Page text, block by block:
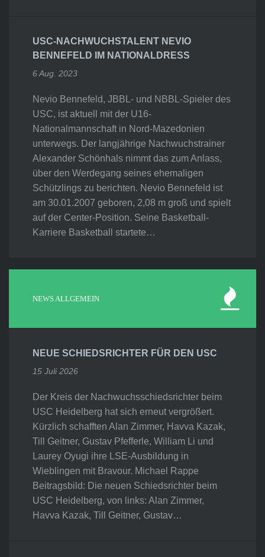
USC-NACHWUCHSTALENT NEVIO
BENNEFELD IM NATIONALDRESS
6 Aug. 2023
Nevio Bennefeld, JBBL- und NBBL-Spieler des
USC, ist aktuell mit der U16-
Nationalmannschaft in Nord-Mazedonien
unterwegs. Der langjährige Nachwuchstrainer
Alexander Schönhals nimmt das zum Anlass,
über den Werdegang seines ehemaligen
Schützlings zu berichten. Nevio Bennefeld ist
am 30.01.2007 geboren, 2,08 m groß und spielt
auf der Center-Position. Seine Basketball-
Karriere Basketball startete…
NEWS ALLGEMEIN
NEUE SCHIEDSRICHTER FÜR DEN USC
15 Juli 2026
Der Kreis der Nachwuchsschiedsrichter beim
USC Heidelberg hat sich erneut vergrößert.
Kürzlich schafften Alan Zimmer, Havva Kazak,
Till Geitner, Gustav Pfefferle, William Li und
Laurey Oyugi ihre LSE-Ausbildung in
Wieblingen mit Bravour. Michael Rappe
Beitragsbild: Die neuen Schiedsrichter beim
USC Heidelberg, von links: Alan Zimmer,
Havva Kazak, Till Geitner, Gustav…